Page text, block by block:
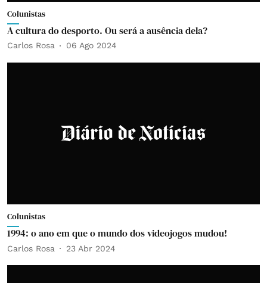
Colunistas
A cultura do desporto. Ou será a ausência dela?
Carlos Rosa 06 Ago 2024
Colunistas
1994: o ano em que o mundo dos videojogos mudou!
Carlos Rosa 23 Abr 2024